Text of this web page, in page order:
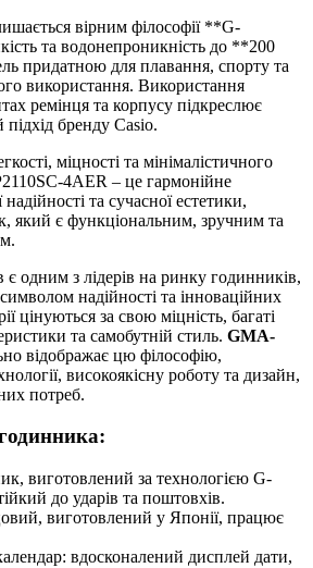
вірним філософії **G-
та водонепроникність до **200
придатною для плавання, спорту та
використання. Використання
ремінця та корпусу підкреслює
бренду Casio.
міцності та мінімалістичного
4AER – це гармонійне
та сучасної естетики,
який є функціональним, зручним та
є одним з лідерів на ринку годинників,
надійності та інноваційних
цінуються за свою міцність, багаті
та самобутній стиль. GMA-
відображає цю філософію,
високоякісну роботу та дизайн,
потреб.
виготовлений за технологією G-
до ударів та поштовхів.
виготовлений у Японії, працює
вдосконалений дисплей дати,